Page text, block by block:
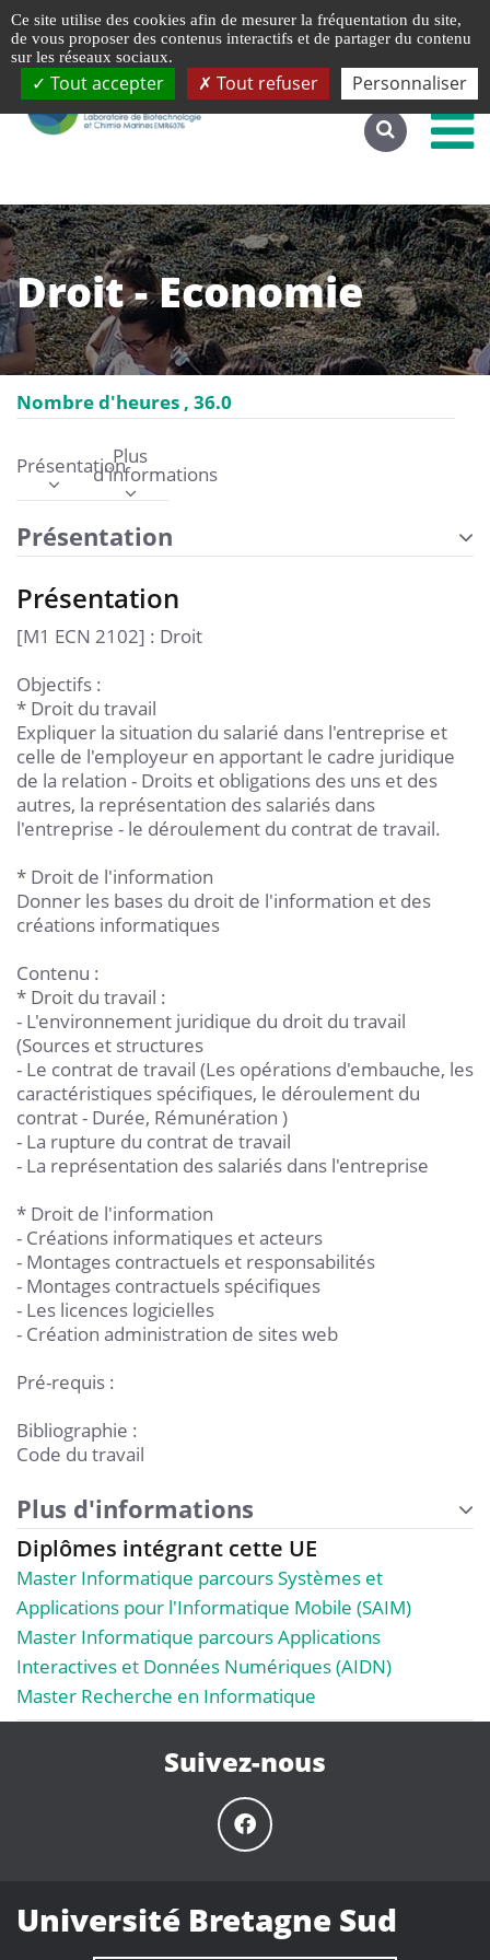
Accéder au site complet
Droit - Economie
Nombre d'heures 36.0
PrésentationPlus
d'informations
Présentation
Présentation
[M1 ECN 2102] : Droit
Objectifs :
* Droit du travail
Expliquer la situation du salarié dans l'entreprise et
celle de l'employeur en apportant le cadre juridique
de la relation - Droits et obligations des uns et des
autres, la représentation des salariés dans
l'entreprise - le déroulement du contrat de travail.
* Droit de l'information
Donner les bases du droit de l'information et des
créations informatiques
Contenu :
* Droit du travail :
- L'environnement juridique du droit du travail
(Sources et structures
- Le contrat de travail (Les opérations d'embauche, les
caractéristiques spécifiques, le déroulement du
contrat - Durée, Rémunération )
- La rupture du contrat de travail
- La représentation des salariés dans l'entreprise
* Droit de l'information
- Créations informatiques et acteurs
- Montages contractuels et responsabilités
- Montages contractuels spécifiques
- Les licences logicielles
- Création administration de sites web
Pré-requis :
Bibliographie :
Code du travail
Plus d'informations
Diplômes intégrant cette UE
Master Informatique parcours Systèmes et
Applications pour l'Informatique Mobile (SAIM)
Master Informatique parcours Applications
Interactives et Données Numériques (AIDN)
Master Recherche en Informatique
Suivez-nous
Université Bretagne Sud
Ce site utilise des cookies afin de mesurer la fréquentation du site,
de vous proposer des contenus interactifs et de partager du contenu
sur les réseaux sociaux.
Tout accepter Tout refuser Personnaliser